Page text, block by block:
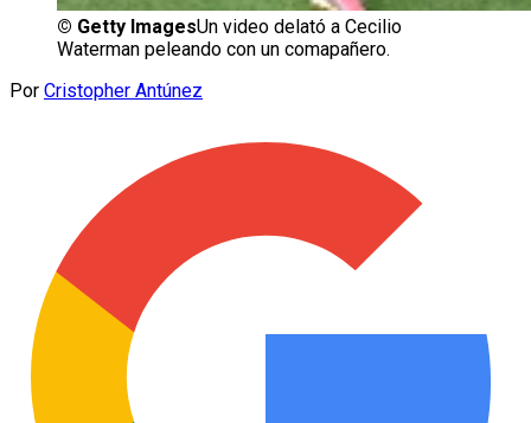
© Getty ImagesUn video delató a Cecilio
Waterman peleando con un comapañero.
Por Cristopher Antúnez